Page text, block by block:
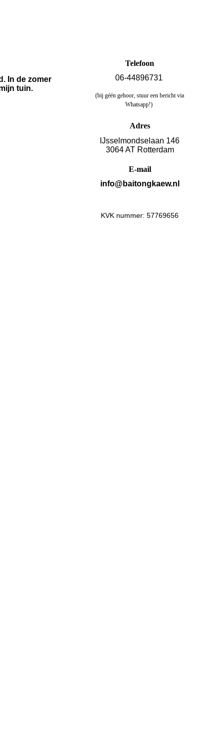
In de zomer
tuin.
Telefoon
06-44896731
(bij géén gehoor, stuur een bericht via
Whatsapp!)
Adres
IJsselmondselaan 146
3064 AT Rotterdam
E-mail
info@baitongkaew.nl
KVK nummer: 57769656